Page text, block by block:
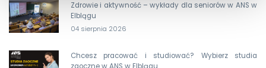
Zdrowie i aktywność – wykłady dla seniorów w ANS w
Elblągu
04 sierpnia 2026
Chcesz pracować i studiować? Wybierz studia